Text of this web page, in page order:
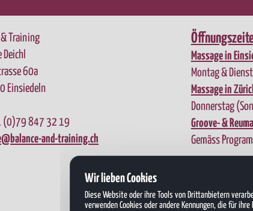
& Training
60a
Einsiedeln
(0)79 847 32 19
and-training.ch
Massage in
Montag &
Massage in
Donnerstag
Groove- &
Gemäss
Wir lieben Cookies
Diese Website oder ihre Tools von Drittanbietern
verwenden Cookies oder andere Kennungen, die für